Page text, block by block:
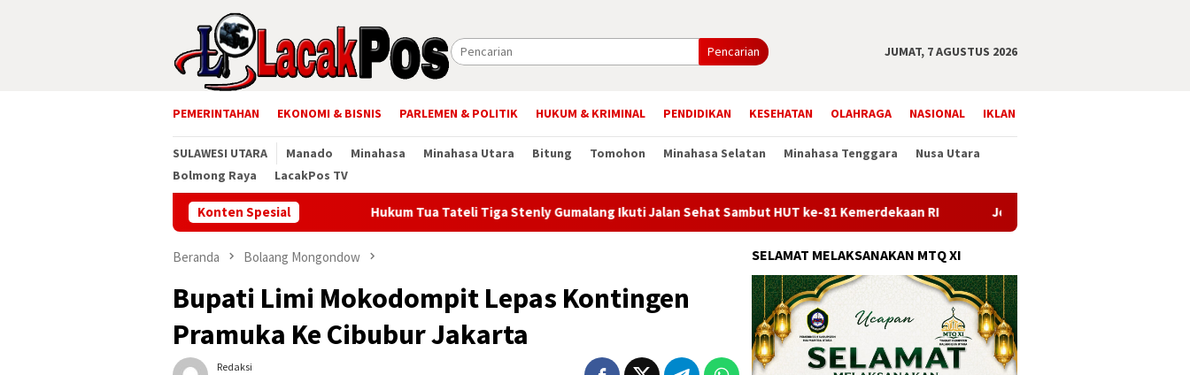
Pencarian JUMAT, 7 AGUSTUS 2026
PEMERINTAHAN EKONOMI & BISNIS PARLEMEN & POLITIK HUKUM & KRIMINAL PENDIDIKAN KESEHATAN OLAHRAGA NASIONAL IKLAN
SULAWESI UTARA Manado Minahasa Minahasa Utara Bitung Tomohon Minahasa Selatan Minahasa Tenggara
Nusa Utara
Bolmong Raya
LacakPos TV
Konten SpesialHukum Tua Tateli Tiga Stenly Gumalang Ikuti Jalan Sehat Sambut HUT ke-81 Kemerdekaan RI Jelang HUT RI ke-81, Hukum Tua Tateli Satu
Beranda Bolaang Mongondow
Bupati Limi Mokodompit Lepas Kontingen
Pramuka Ke Cibubur Jakarta
Redaksi
SELAMAT MELAKSANAKAN MTQ XI